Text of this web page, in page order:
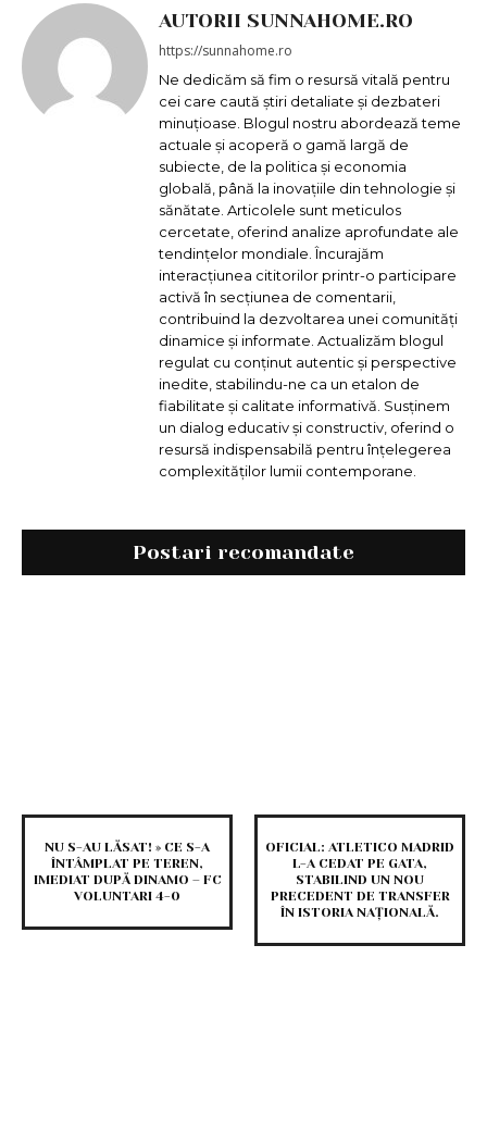
AUTORII SUNNAHOME.RO
https://sunnahome.ro
Ne dedicăm să fim o resursă vitală pentru
cei care caută știri detaliate și dezbateri
minuțioase. Blogul nostru abordează teme
actuale și acoperă o gamă largă de
subiecte, de la politica și economia
globală, până la inovațiile din tehnologie și
sănătate. Articolele sunt meticulos
cercetate, oferind analize aprofundate ale
tendințelor mondiale. Încurajăm
interacțiunea cititorilor printr-o participare
activă în secțiunea de comentarii,
contribuind la dezvoltarea unei comunități
dinamice și informate. Actualizăm blogul
regulat cu conținut autentic și perspective
inedite, stabilindu-ne ca un etalon de
fiabilitate și calitate informativă. Susținem
un dialog educativ și constructiv, oferind o
resursă indispensabilă pentru înțelegerea
complexităților lumii contemporane.
Postari recomandate
NU S-AU LĂSAT! » CE S-A
ÎNTÂMPLAT PE TEREN,
IMEDIAT DUPĂ DINAMO – FC
VOLUNTARI 4-0
OFICIAL: ATLETICO MADRID
L-A CEDAT PE GATA,
STABILIND UN NOU
PRECEDENT DE TRANSFER
ÎN ISTORIA NAȚIONALĂ.